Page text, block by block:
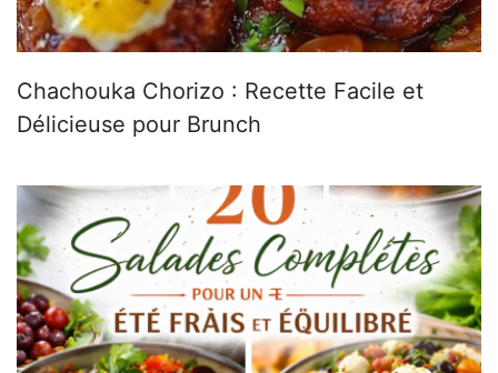
Chachouka Chorizo : Recette Facile et
Délicieuse pour Brunch